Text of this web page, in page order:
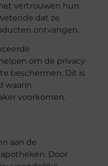
vertrouwen hun
dat ze
ontvangen.
om de privacy
beschermen. Dit is
waarin
voorkomen.
aan de
Door